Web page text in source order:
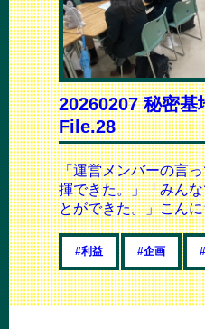
20260207 秘密基
File.28
「運営メンバーの言
揮できた。」「みん
とができた。」こん
ばもう２月と時の流れ
#利益 #企画